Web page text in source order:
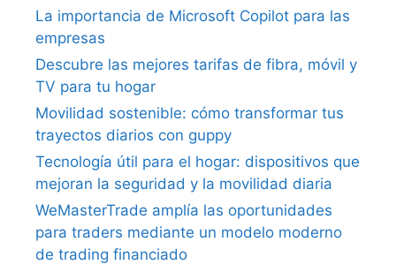
La importancia de Microsoft Copilot para las
empresas
Descubre las mejores tarifas de fibra, móvil y
TV para tu hogar
Movilidad sostenible: cómo transformar tus
trayectos diarios con guppy
Tecnología útil para el hogar: dispositivos que
mejoran la seguridad y la movilidad diaria
WeMasterTrade amplía las oportunidades
para traders mediante un modelo moderno
de trading financiado